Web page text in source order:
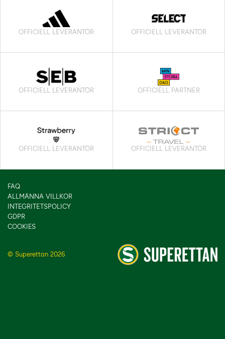
OFFICIELL LEVERANTÖR OFFICIELL LEVERANTÖR
OFFICIELL LEVERANTÖR OFFICIELL PARTNER
OFFICIELL LEVERANTÖR OFFICIELL LEVERANTÖR
© Superettan 2026
FAQ
ALLMÄNNA VILLKOR
INTEGRITETSPOLICY
GDPR
COOKIES